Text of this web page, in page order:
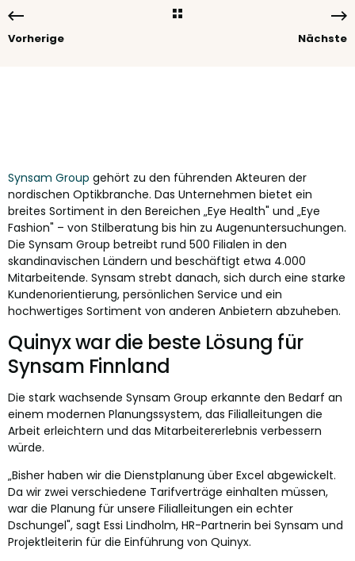
Vorherige Nächste
Synsam Group gehört zu den führenden Akteuren der
nordischen Optikbranche. Das Unternehmen bietet ein
breites Sortiment in den Bereichen „Eye Health" und „Eye
Fashion" – von Stilberatung bis hin zu Augenuntersuchungen.
Die Synsam Group betreibt rund 500 Filialen in den
skandinavischen Ländern und beschäftigt etwa 4.000
Mitarbeitende. Synsam strebt danach, sich durch eine starke
Kundenorientierung, persönlichen Service und ein
hochwertiges Sortiment von anderen Anbietern abzuheben.
Quinyx war die beste Lösung für
Synsam Finnland
Die stark wachsende Synsam Group erkannte den Bedarf an
einem modernen Planungssystem, das Filialleitungen die
Arbeit erleichtern und das Mitarbeitererlebnis verbessern
würde.
„Bisher haben wir die Dienstplanung über Excel abgewickelt.
Da wir zwei verschiedene Tarifverträge einhalten müssen,
war die Planung für unsere Filialleitungen ein echter
Dschungel", sagt Essi Lindholm, HR-Partnerin bei Synsam und
Projektleiterin für die Einführung von Quinyx.